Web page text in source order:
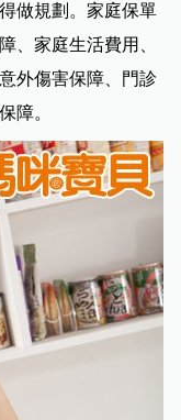
做規劃。家庭保單
、家庭生活費用、
外傷害保障、門診
障。